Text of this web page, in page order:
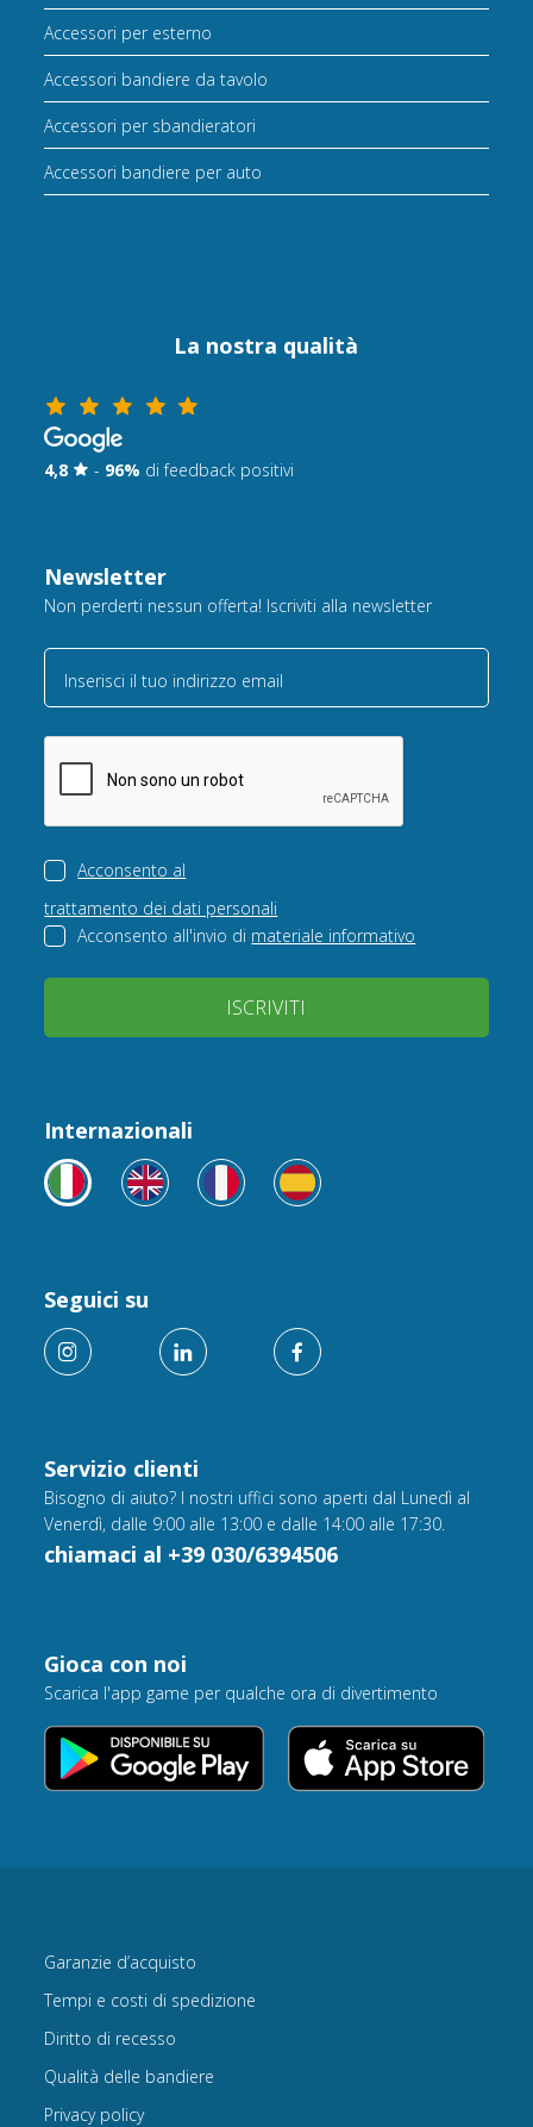
Accessori per esterno
Accessori bandiere da tavolo
Accessori per sbandieratori
Accessori bandiere per auto
La nostra qualità
4,8 - 96% di feedback positivi
Newsletter
Non perderti nessun offerta! Iscriviti alla newsletter
Inserisci il tuo indirizzo email
Acconsento al
trattamento dei dati personali
Acconsento all'invio di materiale informativo
ISCRIVITI
Servizio clienti
Bisogno di aiuto? I nostri uffici sono aperti dal Lunedì al
Venerdì, dalle 9:00 alle 13:00 e dalle 14:00 alle 17:30.
chiamaci al +39 030/6394506
Internazionali
Seguici su
Gioca con noi
Scarica l'app game per qualche ora di divertimento
Garanzie d’acquisto
Tempi e costi di spedizione
Diritto di recesso
Qualità delle bandiere
Privacy policy